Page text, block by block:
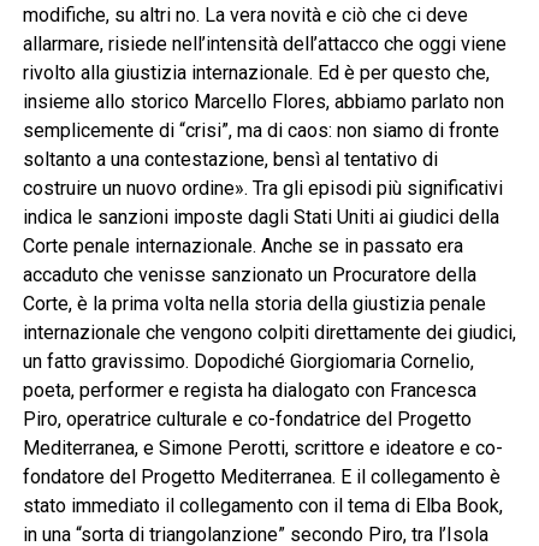
modifiche, su altri no. La vera novità e ciò che ci deve
allarmare, risiede nell’intensità dell’attacco che oggi viene
rivolto alla giustizia internazionale. Ed è per questo che,
insieme allo storico Marcello Flores, abbiamo parlato non
semplicemente di “crisi”, ma di caos: non siamo di fronte
soltanto a una contestazione, bensì al tentativo di
costruire un nuovo ordine». Tra gli episodi più significativi
indica le sanzioni imposte dagli Stati Uniti ai giudici della
Corte penale internazionale. Anche se in passato era
accaduto che venisse sanzionato un Procuratore della
Corte, è la prima volta nella storia della giustizia penale
internazionale che vengono colpiti direttamente dei giudici,
un fatto gravissimo. Dopodiché Giorgiomaria Cornelio,
poeta, performer e regista ha dialogato con Francesca
Piro, operatrice culturale e co-fondatrice del Progetto
Mediterranea, e Simone Perotti, scrittore e ideatore e co-
fondatore del Progetto Mediterranea. E il collegamento è
stato immediato il collegamento con il tema di Elba Book,
in una “sorta di triangolanzione” secondo Piro, tra l’Isola